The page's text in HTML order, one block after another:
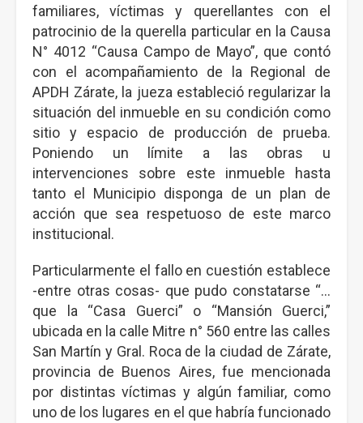
familiares, víctimas y querellantes con el
patrocinio de la querella particular en la Causa
N° 4012 “Causa Campo de Mayo”, que contó
con el acompañamiento de la Regional de
APDH Zárate, la jueza estableció regularizar la
situación del inmueble en su condición como
sitio y espacio de producción de prueba.
Poniendo un límite a las obras u
intervenciones sobre este inmueble hasta
tanto el Municipio disponga de un plan de
acción que sea respetuoso de este marco
institucional.
Particularmente el fallo en cuestión establece
-entre otras cosas- que pudo constatarse “…
que la “Casa Guerci” o “Mansión Guerci,”
ubicada en la calle Mitre n° 560 entre las calles
San Martín y Gral. Roca de la ciudad de Zárate,
provincia de Buenos Aires, fue mencionada
por distintas víctimas y algún familiar, como
uno de los lugares en el que habría funcionado